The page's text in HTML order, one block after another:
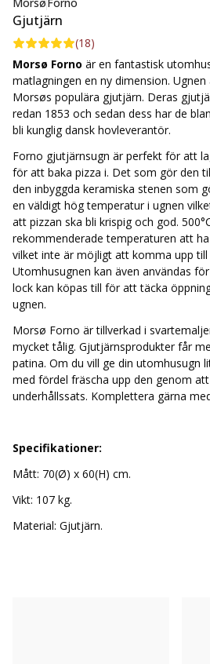
med fördel fräscha upp den genom att
underhållssats. Komplettera gärna
Specifikationer:
Mått: 70(Ø) x 60(H) cm.
Vikt: 107 kg.
Material: Gjutjärn.
Gjutjärn
(18)
Morsø Forno är en fantastisk
matlagningen en ny dimension. Ugnen
Morsøs populära gjutjärn. Deras
redan 1853 och sedan dess har de
bli kunglig dansk hovleverantör.
Forno gjutjärnsugn är perfekt för att
för att baka pizza i. Det som gör den
den inbyggda keramiska stenen som
en väldigt hög temperatur i ugnen
att pizzan ska bli krispig och god.
rekommenderade temperaturen att
vilket inte är möjligt att komma upp till
Utomhusugnen kan även användas
lock kan köpas till för att täcka
ugnen.
Morsø Forno är tillverkad i
mycket tålig. Gjutjärnsprodukter får
patina. Om du vill ge din utomhusugn
med fördel fräscha upp den genom
underhållssats. Komplettera gärna
Specifikationer:
Mått: 70(Ø) x 60(H) cm.
Vikt: 107 kg.
Material: Gjutjärn.